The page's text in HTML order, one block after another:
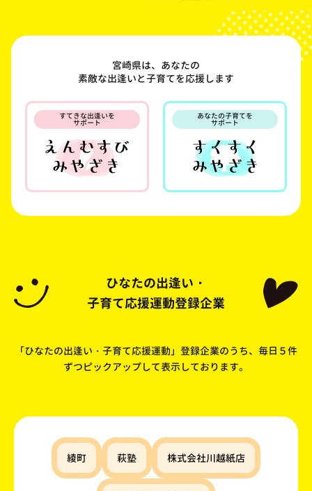
宮崎県は、あなたの
素敵な出逢いと子育てを応援します
すてきな出逢いを
サポート
あなたの子育てを
サポート
ひなたの出逢い・
子育て応援運動登録企業
「ひなたの出逢い・子育て応援運動」登録企業のうち、 毎日５件
ずつピックアップして表示しております。
綾町 萩塾 株式会社川越紙店